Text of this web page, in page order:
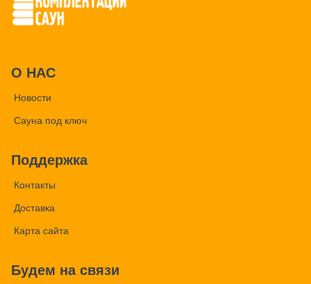
О НАС
Новости
Сауна под ключ
Поддержка
Контакты
Доставка
Карта сайта
Будем на связи